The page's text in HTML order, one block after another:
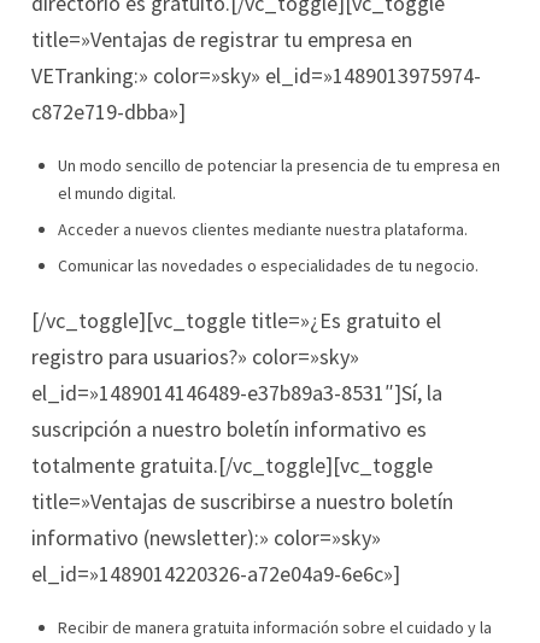
title=»Ventajas de registrar tu empresa en
VETranking:» color=»sky» el_id=»1489013975974-
c872e719-dbba»]
Un modo sencillo de potenciar la presencia de tu empresa en
el mundo digital.
Acceder a nuevos clientes mediante nuestra plataforma.
Comunicar las novedades o especialidades de tu negocio.
[/vc_toggle][vc_toggle title=»¿Es gratuito el
registro para usuarios?» color=»sky»
el_id=»1489014146489-e37b89a3-8531″]Sí, la
suscripción a nuestro boletín informativo es
totalmente gratuita.[/vc_toggle][vc_toggle
title=»Ventajas de suscribirse a nuestro boletín
informativo (newsletter):» color=»sky»
el_id=»1489014220326-a72e04a9-6e6c»]
Recibir de manera gratuita información sobre el cuidado y la